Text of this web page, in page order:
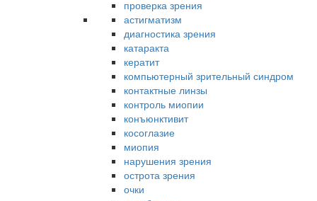
проверка зрения
астигматизм
диагностика зрения
катаракта
кератит
компьютерный зрительный синдром
контактные линзы
контроль миопии
конъюнктивит
косоглазие
миопия
нарушения зрения
острота зрения
очки